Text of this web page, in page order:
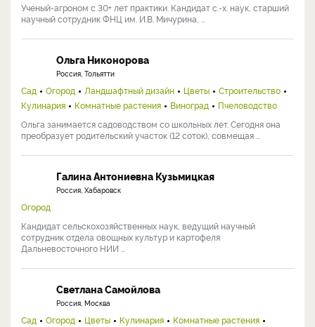
Ученый-агроном с 30+ лет практики. Кандидат с.-х. наук, старший
научный сотрудник ФНЦ им. И.В. Мичурина, ...
Ольга Никонорова
Россия, Тольятти
Сад Огород Ландшафтный дизайн Цветы
Строительство
Кулинария
Комнатные растения Виноград
Пчеловодство
Ольга занимается садоводством со школьных лет. Сегодня она
преобразует родительский участок (12 соток), совмещая ...
Галина Антониевна Кузьмицкая
Россия, Хабаровск
Огород
Кандидат сельскохозяйственных наук, ведущий научный
сотрудник отдела овощных культур и картофеля
Дальневосточного НИИ ...
Светлана Самойлова
Россия, Москва
Сад Огород Цветы Кулинария
Комнатные растения